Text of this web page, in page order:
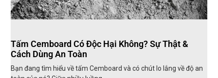
Tấm Cemboard Có Độc Hại Không? Sự Thật &
Cách Dùng An Toàn
Bạn đang tìm hiểu về tấm Cemboard và có chút lo lắng về độ an